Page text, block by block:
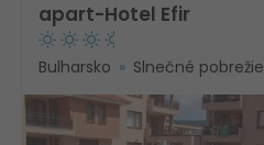
apart-Hotel Efir
Bulharsko Slnečné pobrežie